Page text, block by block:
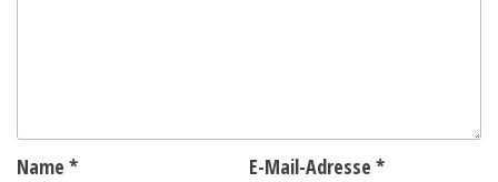
Name * E-Mail-Adresse *